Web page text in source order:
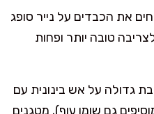
את הכבדים על נייר סופג
טובה יותר ופחות
גדולה על אש בינונית עם
גם שומן עוף). מטגנים